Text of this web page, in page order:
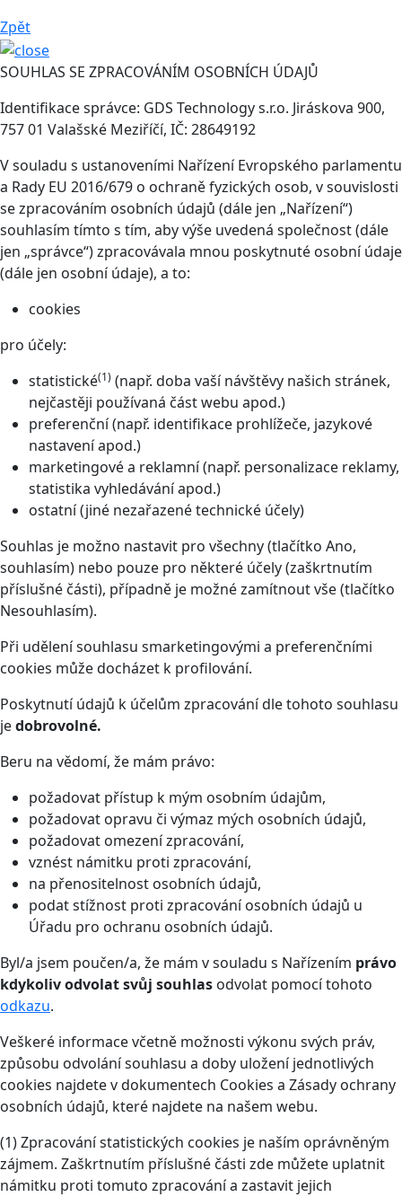
Zpět
SOUHLAS SE ZPRACOVÁNÍM OSOBNÍCH ÚDAJŮ
Identifikace správce: GDS Technology s.r.o. Jiráskova 900,
757 01 Valašské Meziříčí, IČ: 28649192
V souladu s ustanoveními Nařízení Evropského parlamentu
a Rady EU 2016/679 o ochraně fyzických osob, v souvislosti
se zpracováním osobních údajů (dále jen „Nařízení“)
souhlasím tímto s tím, aby výše uvedená společnost (dále
jen „správce“) zpracovávala mnou poskytnuté osobní údaje
(dále jen osobní údaje), a to:
cookies
pro účely:
statistické(1) (např. doba vaší návštěvy našich stránek,
nejčastěji používaná část webu apod.)
preferenční (např. identifikace prohlížeče, jazykové
nastavení apod.)
marketingové a reklamní (např. personalizace reklamy,
statistika vyhledávání apod.)
ostatní (jiné nezařazené technické účely)
Souhlas je možno nastavit pro všechny (tlačítko Ano,
souhlasím) nebo pouze pro některé účely (zaškrtnutím
příslušné části), případně je možné zamítnout vše (tlačítko
Nesouhlasím).
Při udělení souhlasu smarketingovými a preferenčními
cookies může docházet k profilování.
Poskytnutí údajů k účelům zpracování dle tohoto souhlasu
jedobrovolné.
Beru na vědomí, že mám právo:
požadovat přístup k mým osobním údajům,
požadovat opravu či výmaz mých osobních údajů,
požadovat omezení zpracování,
vznést námitku proti zpracování,
na přenositelnost osobních údajů,
podat stížnost proti zpracování osobních údajů u
Úřadu pro ochranu osobních údajů.
Byl/a jsem poučen/a, že mám v souladu s Nařízením právo
kdykoliv odvolat svůj souhlas odvolat pomocí tohoto
odkazu.
Veškeré informace včetně možnosti výkonu svých práv,
způsobu odvolání souhlasu a doby uložení jednotlivých
cookies najdete v dokumentech Cookies a Zásady ochrany
osobních údajů, které najdete na našem webu.
(1) Zpracování statistických cookies je naším oprávněným
zájmem. Zaškrtnutím příslušné části zde můžete uplatnit
námitku proti tomuto zpracování a zastavit jejich